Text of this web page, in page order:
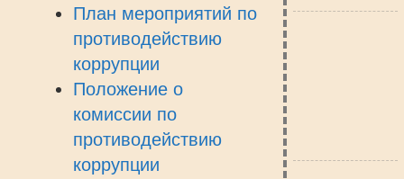
План мероприятий по
противодействию
коррупции
Положение о
комиссии по
противодействию
коррупции